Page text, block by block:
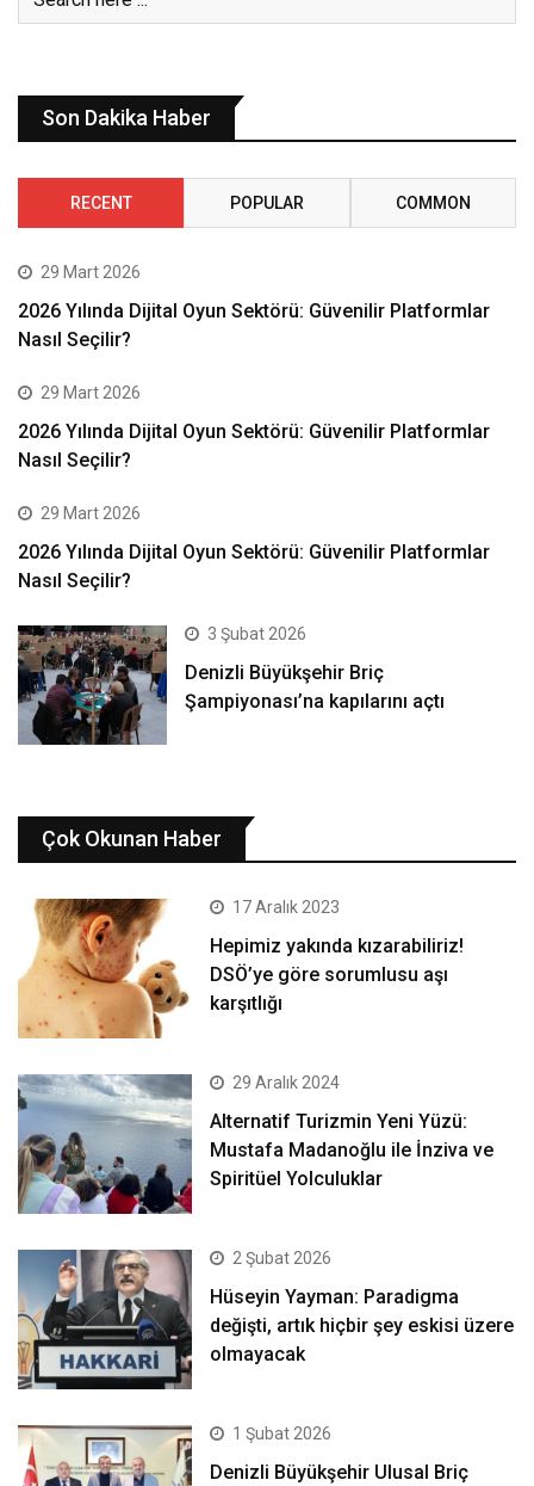
Son Dakika Haber
RECENT POPULAR COMMON
29 Mart 2026
2026 Yılında Dijital Oyun Sektörü: Güvenilir Platformlar
Nasıl Seçilir?
29 Mart 2026
2026 Yılında Dijital Oyun Sektörü: Güvenilir Platformlar
Nasıl Seçilir?
29 Mart 2026
2026 Yılında Dijital Oyun Sektörü: Güvenilir Platformlar
Nasıl Seçilir?
3 Şubat 2026
Denizli Büyükşehir Briç
Şampiyonası’na kapılarını açtı
Çok Okunan Haber
17 Aralık 2023
Hepimiz yakında kızarabiliriz!
DSÖ’ye göre sorumlusu aşı
karşıtlığı
29 Aralık 2024
Alternatif Turizmin Yeni Yüzü:
Mustafa Madanoğlu ile İnziva ve
Spiritüel Yolculuklar
2 Şubat 2026
Hüseyin Yayman: Paradigma
değişti, artık hiçbir şey eskisi üzere
olmayacak
1 Şubat 2026
Denizli Büyükşehir Ulusal Briç